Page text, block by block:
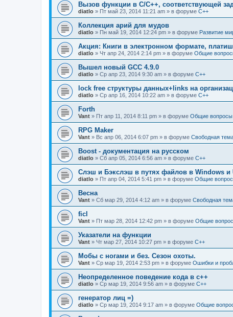
Вызов функции в C/C++, соответствующей
diatlo » Пт май 23, 2014 11:21 am » в форуме C++
Коллекция арий для мудов
diatlo » Пн май 19, 2014 12:24 pm » в форуме Развитие
Акция: Книги в электронном формате,
diatlo » Чт апр 24, 2014 2:14 pm » в форуме Общие
Вышел новый GCC 4.9.0
diatlo » Ср апр 23, 2014 9:30 am » в форуме C++
lock free структуры данных+links на
diatlo » Ср апр 16, 2014 10:22 am » в форуме C++
Forth
Vant » Пт апр 11, 2014 8:11 pm » в форуме Общие вопросы
RPG Maker
Vant » Вс апр 06, 2014 6:07 pm » в форуме Свободная
Boost - документация на русском
diatlo » Сб апр 05, 2014 6:56 am » в форуме C++
Слэш и Бэкслэш в путях файлов в Windows и
diatlo » Пт апр 04, 2014 5:41 pm » в форуме Общие
Весна
Vant » Сб мар 29, 2014 4:12 am » в форуме Свободная
ficl
Vant » Пт мар 28, 2014 12:42 pm » в форуме Общие
Указатели на функции
Vant » Чт мар 27, 2014 10:27 pm » в форуме C++
Мобы с ногами и без. Сезон охоты.
Vant » Ср мар 19, 2014 2:53 pm » в форуме Ошибки и
Неопределенное поведение кода в c++
diatlo » Ср мар 19, 2014 9:56 am » в форуме C++
генератор лиц =)
diatlo » Ср мар 19, 2014 9:17 am » в форуме Общие